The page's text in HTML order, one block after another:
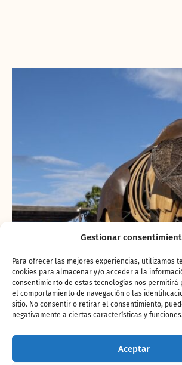
Gestionar
Para ofrecer las mejores experiencias, utilizamos
cookies para almacenar y/o acceder a la
consentimiento de estas tecnologías nos permitirá
el comportamiento de navegación o las
sitio. No consentir o retirar el consentimiento,
negativamente a ciertas características y
Aceptar